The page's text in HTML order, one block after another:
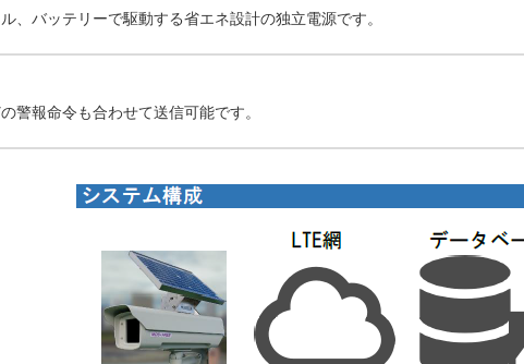
、バッテリーで駆動する省エネ設計の独立電源です。
警報命令も合わせて送信可能です。